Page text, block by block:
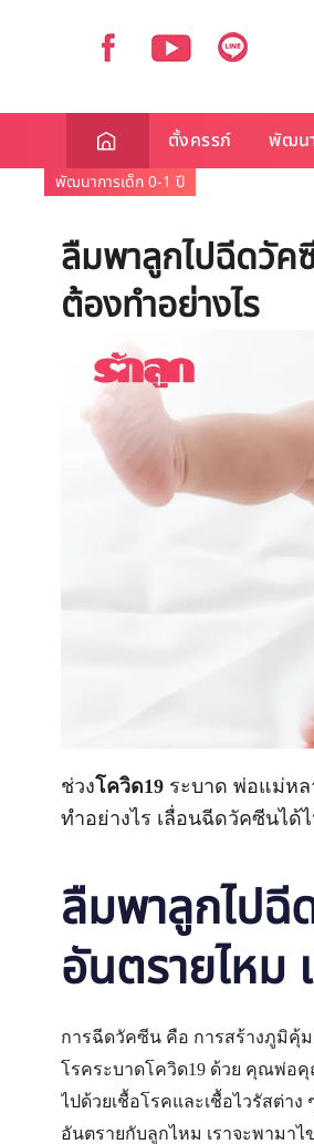
ตั้งครรภ์ พัฒน
พัฒนาการเด็ก 0-1 ปี
ลืมพาลูกไปฉีดวัค
ต้องทำอย่างไร
ช่วงโควิด19 ระบาด พ่อแม่ห
ทำอย่างไร เลื่อนฉีดวัคซีนได้
ลืมพาลูกไปฉี
อันตรายไหม
การฉีดวัคซีน คือ การสร้างภูมิคุ้
โรคระบาดโควิด19 ด้วย คุณพ่อ
ไปด้วยเชื้อโรคและเชื้อไวรัสต่า
อันตรายกับลูกไหม เราจะพามา